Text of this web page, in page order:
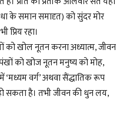
के समान समादृत) को सुंदर मोर
रहा।
को खोल नूतन करना अध्यात्म, जीवन
को खोज नूतन मनुष्य को मोह,
वर्ग’ अथवा सैंद्धातिक रूप
सकता है। तभी जीवन की धुन लय,